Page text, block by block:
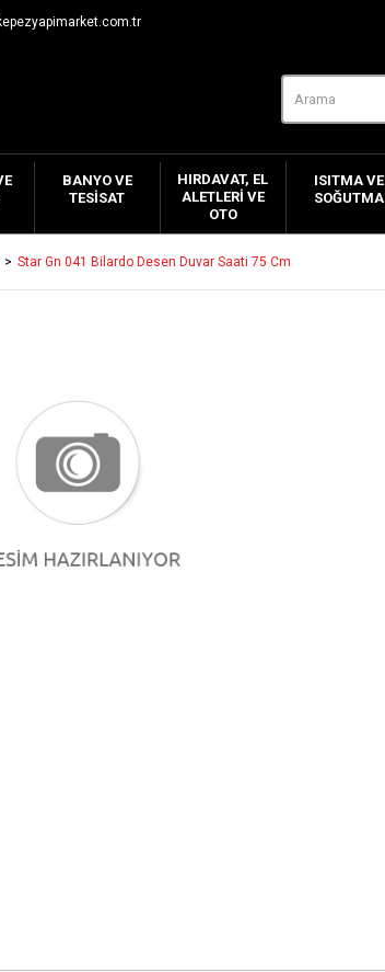
BANYO VE
TESISAT
HIRDAVAT, EL
ALETLERI VE
OTO
ISITMA VE
SOĞUTMA
Star Gn 041 Bilardo Desen Duvar Saati 75 Cm